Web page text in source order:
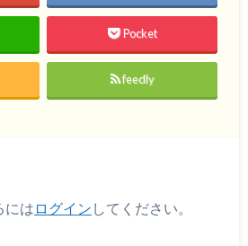
Pocket
feedly
には ログイン してください。